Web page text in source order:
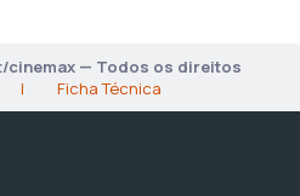
cinemax — Todos os direitos
| Ficha Técnica